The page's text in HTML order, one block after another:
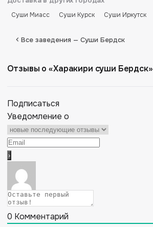
Суши Миасс Суши Курск Суши Иркутск
Все заведения — Суши Бердск
Отзывы о «Харакири суши Бердск»
Подписаться
Уведомление о
0 Комментарий